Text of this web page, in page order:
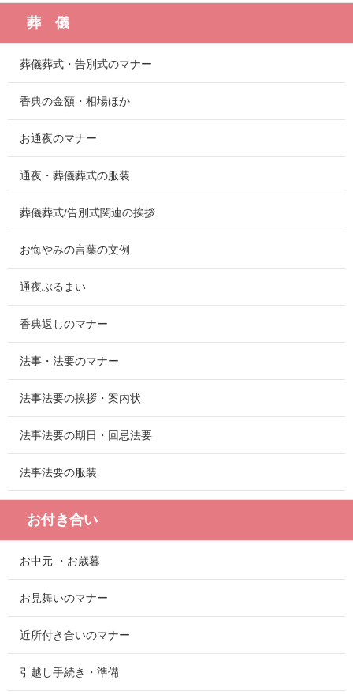
葬 儀
葬儀葬式・告別式のマナー
香典の金額・相場ほか
お通夜のマナー
通夜・葬儀葬式の服装
葬儀葬式/告別式関連の挨拶
お悔やみの言葉の文例
通夜ぶるまい
香典返しのマナー
法事・法要のマナー
法事法要の挨拶・案内状
法事法要の期日・回忌法要
法事法要の服装
お付き合い
お中元 ・お歳暮
お見舞いのマナー
近所付き合いのマナー
引越し手続き・準備